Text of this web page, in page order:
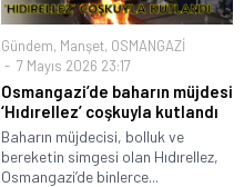
Gündem, Manşet, OSMANGAZİ
7 Mayıs 2026 23:17
Osmangazi’de baharın müjdesi
‘Hıdırellez’ coşkuyla kutlandı
Baharın müjdecisi, bolluk ve
bereketin simgesi olan Hıdırellez,
Osmangazi’de binlerce...